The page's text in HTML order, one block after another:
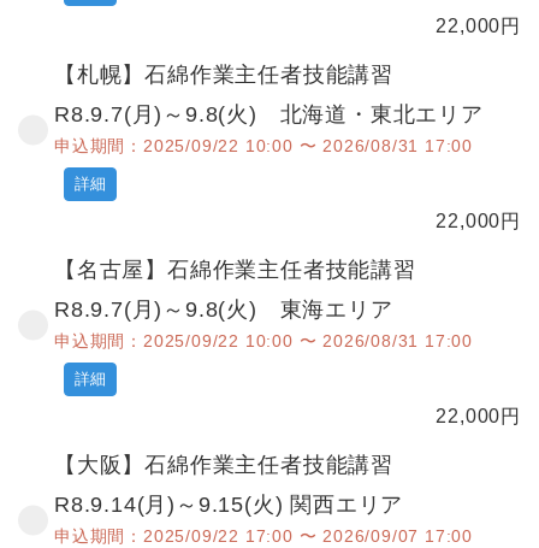
22,000円
【札幌】石綿作業主任者技能講習
R8.9.7(月)～9.8(火) 北海道・東北エリア
申込期間：2025/09/22 10:00 〜 2026/08/31 17:00
詳細
22,000円
【名古屋】石綿作業主任者技能講習
R8.9.7(月)～9.8(火) 東海エリア
申込期間：2025/09/22 10:00 〜 2026/08/31 17:00
詳細
22,000円
【大阪】石綿作業主任者技能講習
R8.9.14(月)～9.15(火) 関西エリア
申込期間：2025/09/22 17:00 〜 2026/09/07 17:00